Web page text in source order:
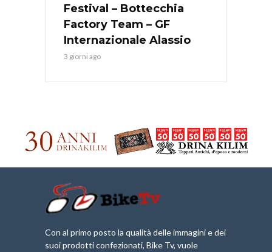
Festival – Bottecchia
Factory Team – GF
Internazionale Alassio
3 giorni ago
Con al primo posto la qualità delle immagini e dei
suoi prodotti confezionati, Bike Tv, vuole